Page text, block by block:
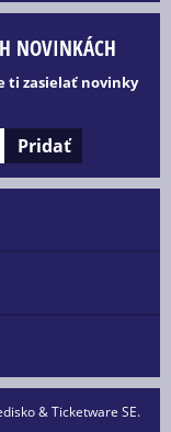
NOVINKÁCH
ti zasielať novinky
& Ticketware SE.